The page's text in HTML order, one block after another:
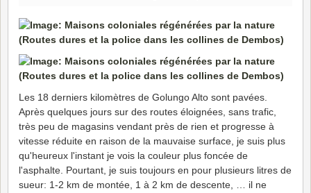
Les 18 derniers kilomètres de Golungo Alto sont pavées.
Après quelques jours sur des routes éloignées, sans trafic,
très peu de magasins vendant près de rien et progresse à
vitesse réduite en raison de la mauvaise surface, je suis plus
qu'heureux l'instant je vois la couleur plus foncée de
l'asphalte. Pourtant, je suis toujours en pour plusieurs litres de
sueur: 1-2 km de montée, 1 à 2 km de descente, … il ne